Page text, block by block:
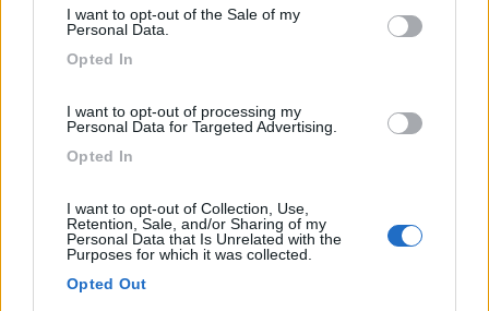
I want to opt-out of the Sale of my
Personal Data.
Opted In
I want to opt-out of processing my
Personal Data for Targeted Advertising.
Opted In
I want to opt-out of Collection, Use,
Retention, Sale, and/or Sharing of my
Personal Data that Is Unrelated with the
Purposes for which it was collected.
Opted Out
Area Sosta Tamaro
Monte Tamaro - 19.6km